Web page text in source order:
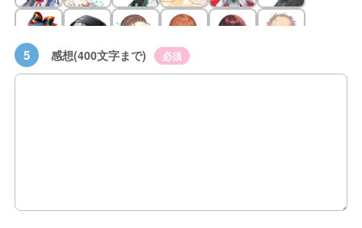
5 感想(400文字まで) 必須